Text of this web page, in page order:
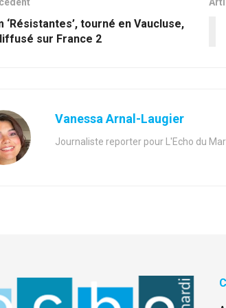
‘Résistantes’, tourné en Vaucluse,
sur France 2
Vanessa Arnal-Laugier
Journaliste reporter pour L'Echo du